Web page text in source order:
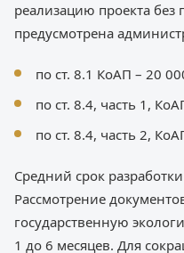
реализацию проекта
предусмотрена
по ст. 8.1 КоАП – 20
по ст. 8.4, часть 1,
по ст. 8.4, часть 2,
Средний срок
Рассмотрение
государственную
1 до 6 месяцев. Для